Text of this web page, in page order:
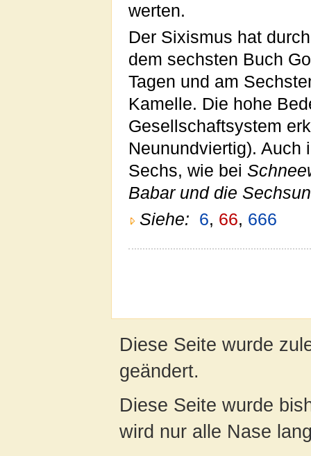
werten.
Der Sixismus hat
dem sechsten Buch
Tagen und am
Kamelle. Die hohe
Gesellschaftsystem
Neunundviertig). Auch
Sechs, wie bei
Babar und die
Siehe: 6, 66, 666
Diese Seite wurde
geändert.
Diese Seite wurde
wird nur alle Nase